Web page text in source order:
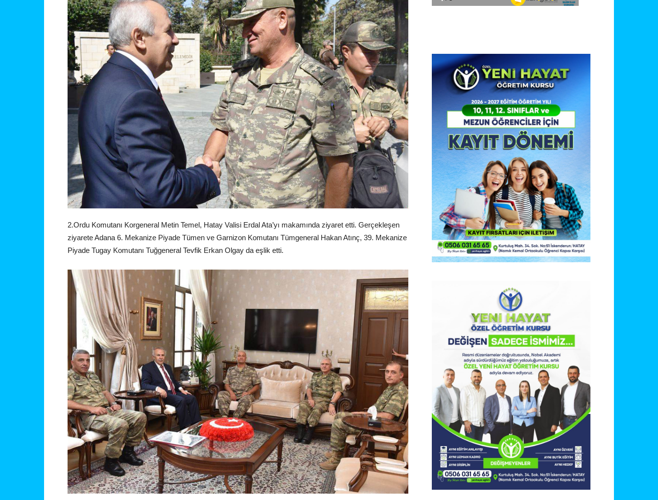
2.Ordu Komutanı Korgeneral Metin Temel, Hatay Valisi Erdal Ata’yı makamında ziyaret etti. Gerçekleşen
ziyarete Adana 6. Mekanize Piyade Tümen ve Garnizon Komutanı Tümgeneral Hakan Atınç, 39. Mekanize
Piyade Tugay Komutanı Tuğgeneral Tevfik Erkan Olgay da eşlik etti.